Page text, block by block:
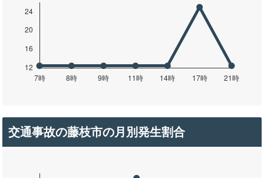
交通事故の藤枝市の月別発生割合